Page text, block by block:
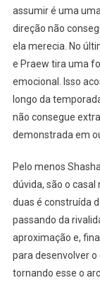
assumir é uma
direção não
ela merecia. No
e Praew tira uma
emocional. Isso
longo da
não consegue
demonstrada em
Pelo menos
dúvida, são o
duas é construída
passando da
aproximação e,
para desenvolver
tornando esse o